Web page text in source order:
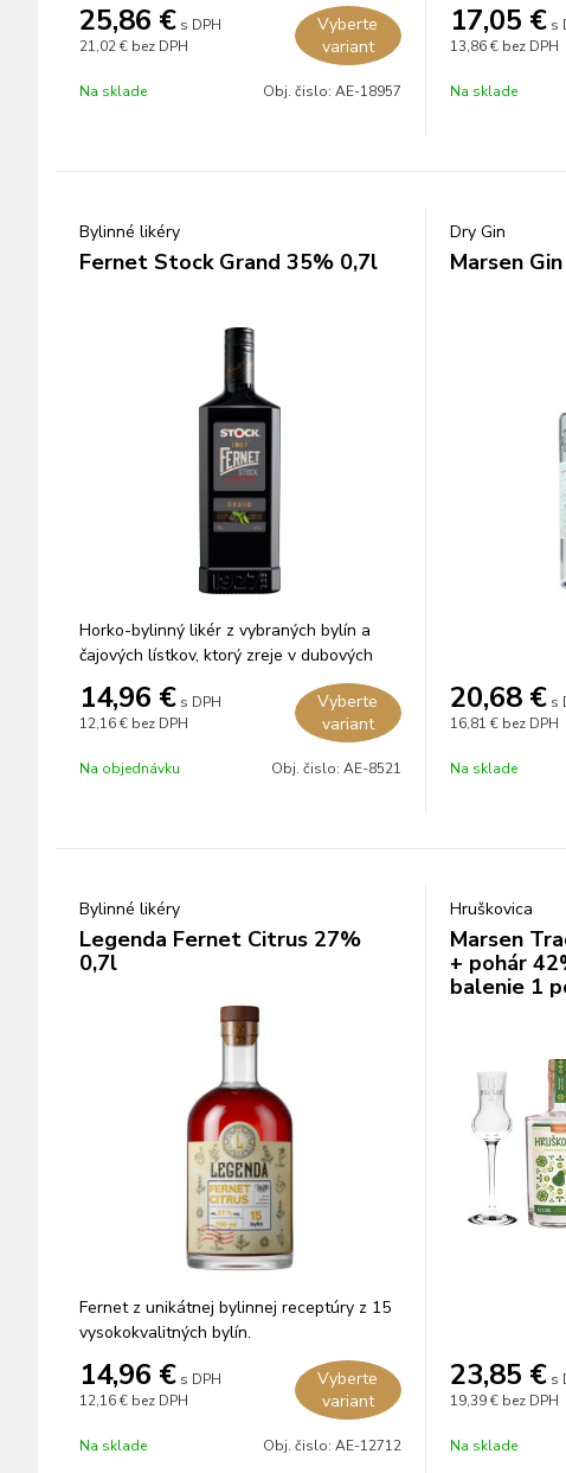
25,86 € s DPH
21,02 € bez DPH
Vyberte
variant
Na sklade Obj. čislo: AE-18957
17,05 € s
13,86 € bez DPH
Na sklade
Bylinné likéry
Fernet Stock Grand 35% 0,7l
Horko-bylinný likér z vybraných bylín a
čajových lístkov, ktorý zreje v dubových
14,96 € s DPH
12,16 € bez DPH
Vyberte
variant
Na objednávku Obj. čislo: AE-8521
Dry Gin
Marsen
20,68 € s
16,81 € bez DPH
Na sklade
Bylinné likéry
Legenda Fernet Citrus 27%
0,7l
Fernet z unikátnej bylinnej receptúry z 15
vysokokvalitných bylín.
14,96 € s DPH
12,16 € bez DPH
Vyberte
variant
Na sklade Obj. čislo: AE-12712
Hruškovica
Marsen
+ pohár
balenie 1
23,85 € s
19,39 € bez DPH
Na sklade